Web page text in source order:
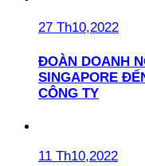
27 Th10,2022
ĐOÀN DOANH
SINGAPORE
CÔNG TY
11 Th10,2022